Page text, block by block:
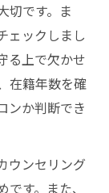
切です。ま
ェックしまし
る上で欠かせ
在籍年数を確
ンか判断でき
ウンセリング
す。また、